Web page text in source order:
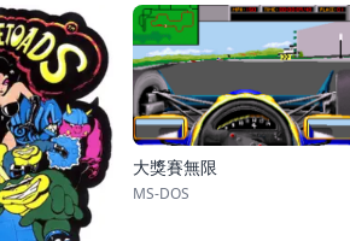
大獎賽無限
MS-DOS